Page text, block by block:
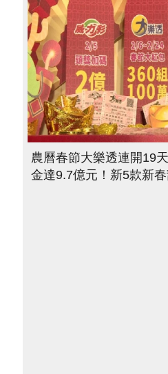
農曆春節大樂透連開19
金達9.7億元！新5款新春